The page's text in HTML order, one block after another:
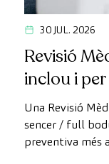
30 JUL. 2026
Revisió
inclou i
avançada
Una Revisió
sencer / full
preventiva més